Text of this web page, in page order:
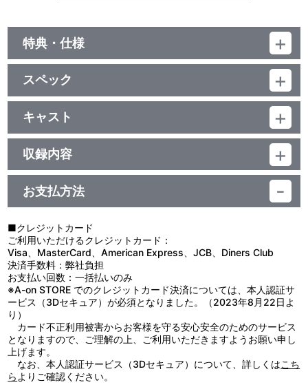
特典・仕様
初回特典
撮り下ろしPhotoサイン＆コメント入りメッセージカード封入
他、仕様
三方背ケース
スペック
品番：LACA-35745
ジャンル：国内アニメ音楽
アルバム
CD+DVD／52分
キャスト
岡本信彦
収録内容
＜収録曲＞
1：冒険者
2：次は君が主役の番だ
3：風語り
4：刹那
5：跳ぶために
6：Ｂｒａｖｅｒ
1：Ｂｒａｖｅｒ （ＭＵＳＩＣ ＣＬＩＰ）
2：ｍａｋｉｎｇ ｏｆ “Ｂｒａｖｅｒ”
3：ＴＲＡＩＬＥＲ
お支払方法
■クレジットカード
ご利用いただけるクレジットカード：
Visa、MasterCard、American Express、JCB、Diners Club
決済手数料：弊社負担
お支払い回数：一括払いのみ
※A-on STORE でのクレジットカード決済については、本人認証サ
ービス（3Dセキュア）が必須となりました。（2023年8月22日よ
り）
カード不正利用被害からお客様を守る安心安全のためのサービス
となりますので、ご理解の上、ご利用いただきますようお願い申し
上げます。
なお、本人認証サービス（3Dセキュア）について、詳しくはこち
ら よりご確認ください。